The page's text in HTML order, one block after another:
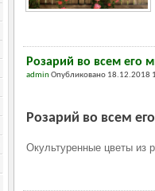
Розарий во всем его
adminОпубликовано 18.12.2018
Розарий во всем
Окультуренные цветы из